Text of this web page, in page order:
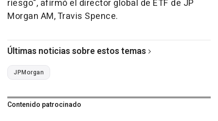
riesgo", afirmó el director global de ETF de JP
Morgan AM, Travis Spence.
Últimas noticias sobre estos temas
JPMorgan
Contenido patrocinado